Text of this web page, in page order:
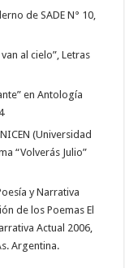
de SADE N° 10,
al cielo”, Letras
en Antología
(Universidad
“Volverás Julio”
y Narrativa
de los Poemas El
Actual 2006,
Argentina.